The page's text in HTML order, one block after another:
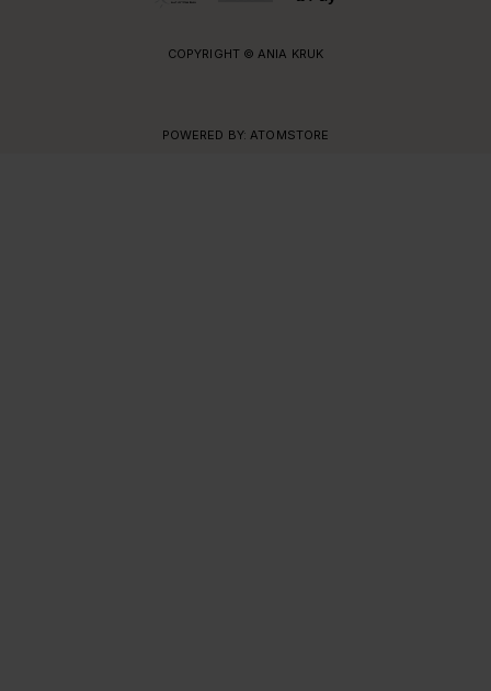
COPYRIGHT © ANIA KRUK
POWERED BY: ATOMSTORE